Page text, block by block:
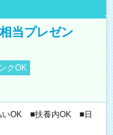
当プレゼン
クOK
いOK ■扶養内OK ■日